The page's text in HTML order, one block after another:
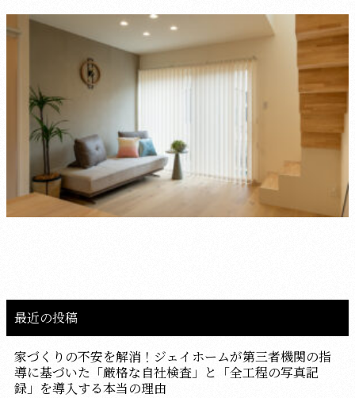
最近の投稿
家づくりの不安を解消！ジェイホームが第三者機関の指
導に基づいた「厳格な自社検査」と「全工程の写真記
録」を導入する本当の理由